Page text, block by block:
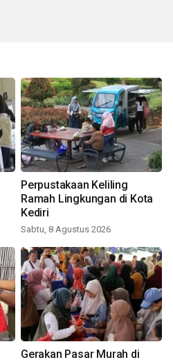
Perpustakaan Keliling
Ramah Lingkungan di Kota
Kediri
Sabtu, 8 Agustus 2026
Gerakan Pasar Murah di